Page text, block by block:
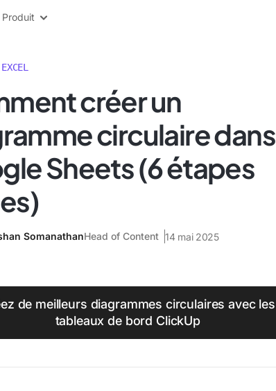
Produit
créer un
circulaire dans
Sheets (6 étapes
SomanathanHead of Content 14 mai 2025
de meilleurs diagrammes circulaires avec les
tableaux de bord ClickUp